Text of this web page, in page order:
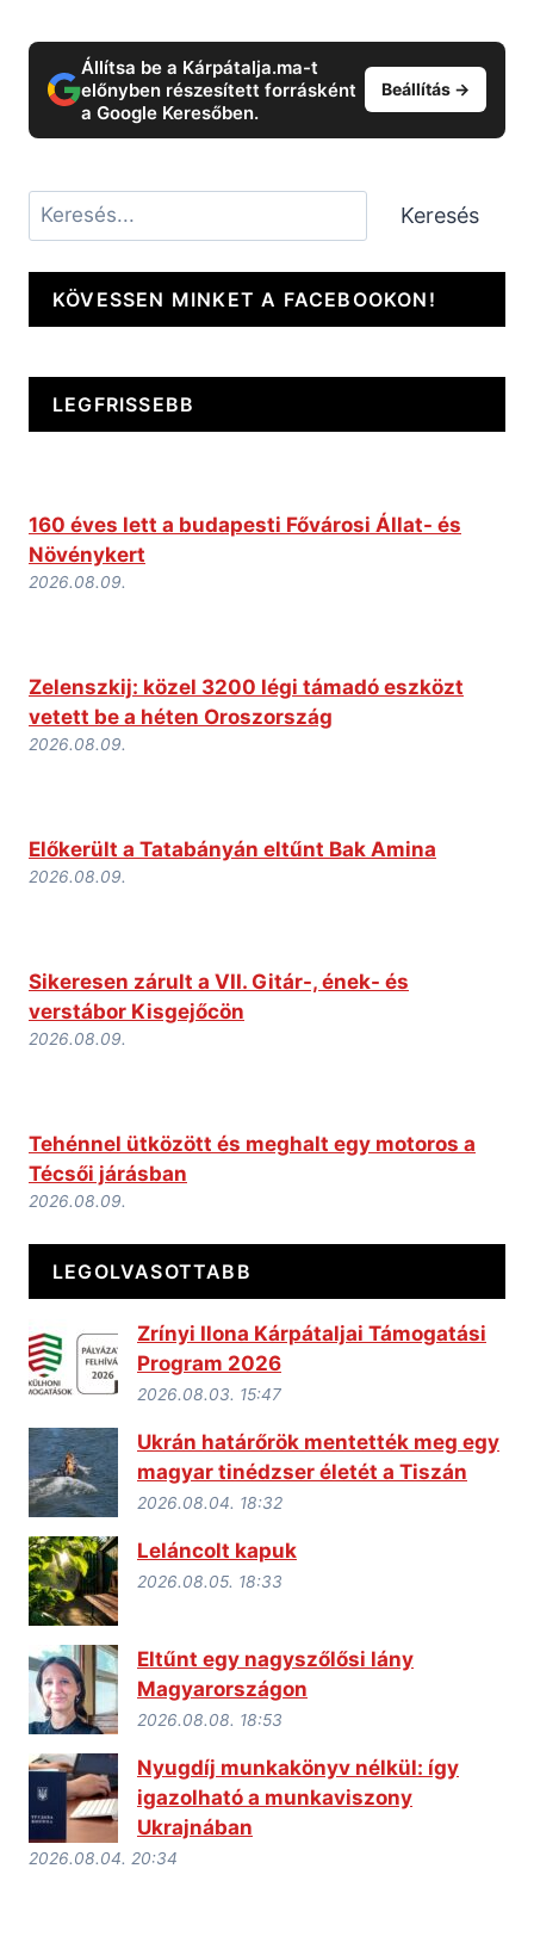
Állítsa be a Kárpátalja.ma-t
előnyben részesített forrásként
a Google Keresőben.
Beállítás →
Keresés Keresés
KÖVESSEN MINKET A FACEBOOKON!
LEGFRISSEBB
160 éves lett a budapesti Fővárosi Állat- és
Növénykert
2026.08.09.
Zelenszkij: közel 3200 légi támadó eszközt
vetett be a héten Oroszország
2026.08.09.
Előkerült a Tatabányán eltűnt Bak Amina
2026.08.09.
Sikeresen zárult a VII. Gitár-, ének- és
verstábor Kisgejőcön
2026.08.09.
Tehénnel ütközött és meghalt egy motoros a
Técsői járásban
2026.08.09.
LEGOLVASOTTABB
Zrínyi Ilona Kárpátaljai Támogatási
Program 2026
2026.08.03. 15:47
Ukrán határőrök mentették meg egy
magyar tinédzser életét a Tiszán
2026.08.04. 18:32
Leláncolt kapuk
2026.08.05. 18:33
Eltűnt egy nagyszőlősi lány
Magyarországon
2026.08.08. 18:53
Nyugdíj munkakönyv nélkül: így
igazolható a munkaviszony
Ukrajnában
2026.08.04. 20:34